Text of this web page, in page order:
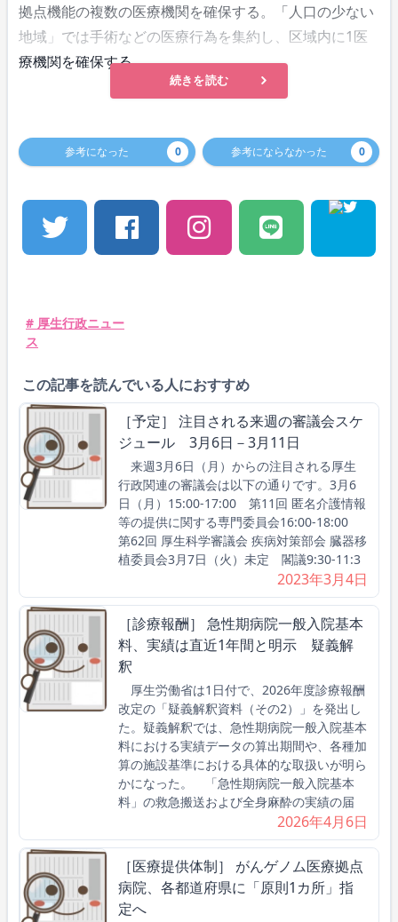
拠点機能の複数の医療機関を確保する。「人口の少ない
地域」では手術などの医療行為を集約し、区域内に1医
療機関を確保する。
続きを読む
参考になった 0 参考にならなかった 0
# 厚生行政ニュー
ス
この記事を読んでいる人におすすめ
［予定］ 注目される来週の審議会スケ
ジュール 3月6日－3月11日
来週3月6日（月）からの注目される厚生
行政関連の審議会は以下の通りです。3月6
日（月）15:00-17:00 第11回 匿名介護情報
等の提供に関する専門委員会16:00-18:00
第62回 厚生科学審議会 疾病対策部会 臓器移
植委員会3月7日（火）未定 閣議9:30-11:3
2023年3月4日
［診療報酬］ 急性期病院一般入院基本
料、実績は直近1年間と明示 疑義解
釈
厚生労働省は1日付で、2026年度診療報酬
改定の「疑義解釈資料（その2）」を発出し
た。疑義解釈では、急性期病院一般入院基本
料における実績データの算出期間や、各種加
算の施設基準における具体的な取扱いが明ら
かになった。 「急性期病院一般入院基本
料」の救急搬送および全身麻酔の実績の届
2026年4月6日
［医療提供体制］ がんゲノム医療拠点
病院、各都道府県に「原則1カ所」指
定へ